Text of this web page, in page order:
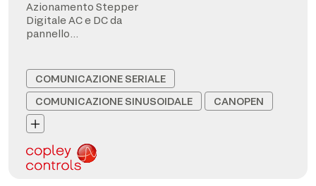
Azionamento Stepper
Digitale AC e DC da
pannello
COMUNICAZIONE SERIALE
COMUNICAZIONE SINUSOIDALE
CANOPEN